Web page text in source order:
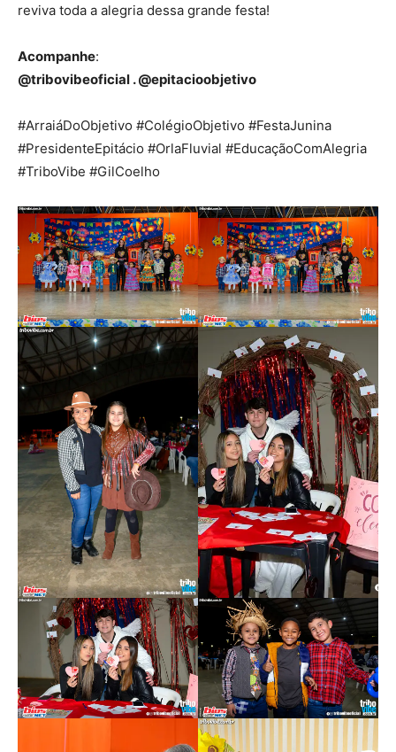
reviva toda a alegria dessa grande festa!
Acompanhe:
@tribovibeoficial . @epitacioobjetivo
#ArraiáDoObjetivo #ColégioObjetivo #FestaJunina
#PresidenteEpitácio #OrlaFluvial #EducaçãoComAlegria
#TriboVibe #GilCoelho